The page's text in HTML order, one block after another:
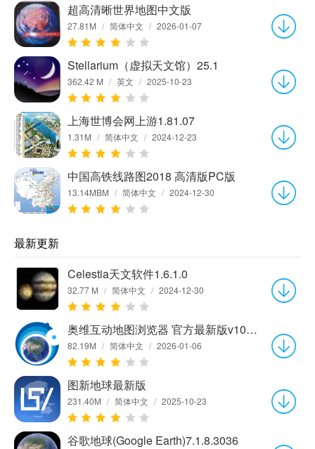
超高清晰世界地图中文版
27.81M / 简体中文 / 2026-01-07
Stellarium（虚拟天文馆）25.1
362.42 M / 英文 / 2025-10-23
上海世博会网上游1.81.07
1.31M / 简体中文 / 2024-12-23
中国高铁线路图2018 高清版PC版
13.14MBM / 简体中文 / 2024-12-30
最新更新
Celestia天文软件1.6.1.0
32.77 M / 简体中文 / 2024-12-30
奥维互动地图浏览器 官方最新版v10.4.2
82.19M / 简体中文 / 2026-01-06
图新地球最新版
231.40M / 简体中文 / 2025-10-23
谷歌地球(Google Earth)7.1.8.3036